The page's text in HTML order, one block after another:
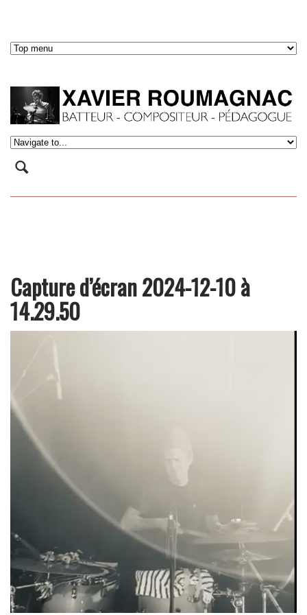
Capture d’écran 2024-12-10 à
14.29.50